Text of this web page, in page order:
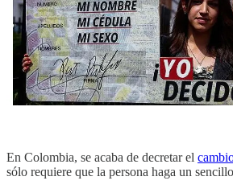
En Colombia, se acaba de decretar el
sólo requiere que la persona haga un